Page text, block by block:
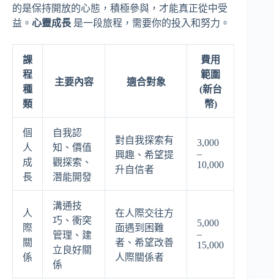
的是保持開放的心態，積極參與，才能真正從中受
益。 心靈成長 是一段旅程，需要你的投入和努力。
課
程
種
類
主要內容 適合對象
費用
範圍
(新台
幣)
個
人
成
長
自我認
知、價值
觀探索、
潛能開發
對自我探索有
興趣、希望提
升自信者
3,000
–
10,000
人
際
關
係
溝通技
巧、衝突
管理、建
立良好關
係
在人際交往方
面遇到困難
者、希望改善
人際關係者
5,000
–
15,000